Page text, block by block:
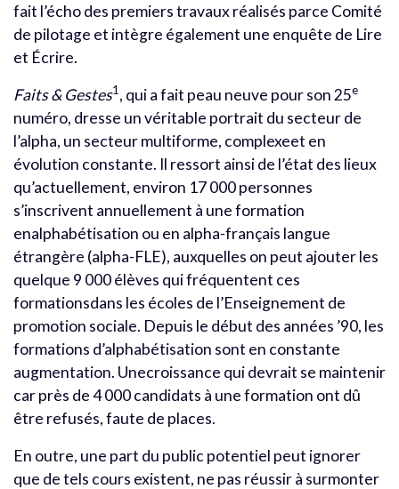
fait l’écho des premiers travaux réalisés parce Comité
de pilotage et intègre également une enquête de Lire
et Écrire.
Faits & Gestes1 , qui a fait peau neuve pour son 25e
numéro, dresse un véritable portrait du secteur de
l’alpha, un secteur multiforme, complexeet en
évolution constante. Il ressort ainsi de l’état des lieux
qu’actuellement, environ 17 000 personnes
s’inscrivent annuellement à une formation
enalphabétisation ou en alpha-français langue
étrangère (alpha-FLE), auxquelles on peut ajouter les
quelque 9 000 élèves qui fréquentent ces
formationsdans les écoles de l’Enseignement de
promotion sociale. Depuis le début des années ’90, les
formations d’alphabétisation sont en constante
augmentation. Unecroissance qui devrait se maintenir
car près de 4 000 candidats à une formation ont dû
être refusés, faute de places.
En outre, une part du public potentiel peut ignorer
que de tels cours existent, ne pas réussir à surmonter